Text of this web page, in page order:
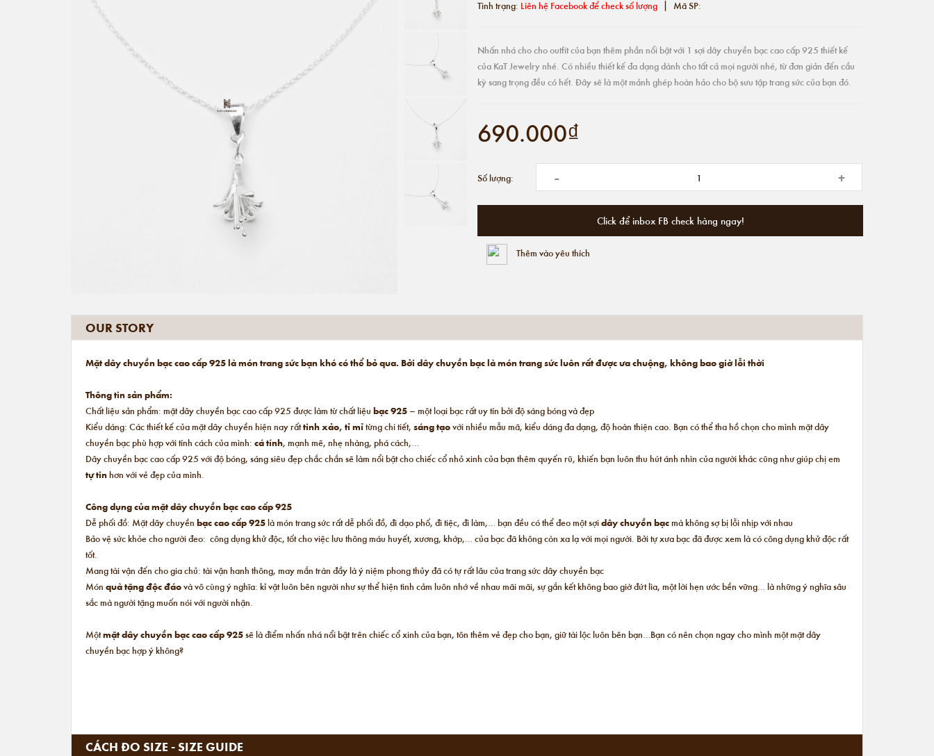
Tình trạng: Liên hệ Facebook để check số lượng | Mã SP:
Nhấn nhá cho cho outfit của bạn thêm phần nổi bật với 1 sợi dây chuyền bạc cao cấp 925 thiết kế
của KaT Jewelry nhé. Có nhiều thiết kế đa dạng dành cho tất cả mọi người nhé, từ đơn giản đến cầu
kỳ sang trọng đều có hết. Đây sẽ là một mảnh ghép hoàn hảo cho bộ sưu tập trang sức của bạn đó.
690.000₫
Số lượng: - +
Click để inbox FB check hàng ngay!
Thêm vào yêu thích
OUR STORY
Mặt dây chuyền bạc cao cấp 925 là món trang sức bạn khó có thể bỏ qua. Bởi dây chuyền bạc là món trang sức luôn rất được ưa chuộng, không bao giờ lỗi thời
Thông tin sản phẩm:
Chất liệu sản phẩm: mặt dây chuyền bạc cao cấp 925 được làm từ chất liệubạc 925– một loại bạc rất uy tín bởi độ sáng bóng và đẹp
Kiểu dáng: Các thiết kế của mặt dây chuyền hiện nay rấttinh xảo, tỉ mỉtừng chi tiết,sáng tạovới nhiều mẫu mã, kiểu dáng đa dạng, độ hoàn thiện cao. Bạn có thể tha hồ chọn cho mình mặt dây
chuyền bạc phù hợp với tính cách của mình:cá tính, mạnh mẽ, nhẹ nhàng, phá cách,…
Dây chuyền bạc cao cấp 925 với độ bóng, sáng siêu đẹp chắc chắn sẽ làm nổi bật cho chiếc cổ nhỏ xinh của bạn thêm quyến rũ, khiến bạn luôn thu hút ánh nhìn của người khác cũng như giúp chị em
tự tinhơn với vẻ đẹp của mình.
Công dụng của mặt dây chuyền bạc cao cấp 925
Dễ phối đồ: Mặt dây chuyềnbạc cao cấp 925là món trang sức rất dễ phối đồ, đi dạo phố, đi tiệc, đi làm,… bạn đều có thể đeo một sợidây chuyền bạcmà không sợ bị lỗi nhịp với nhau
Bảo vệ sức khỏe cho người đeo: công dụng khử độc, tốt cho việc lưu thông máu huyết, xương, khớp,… của bạc đã không còn xa lạ với mọi người. Bởi tự xưa bạc đã được xem là có công dụng khử độc rất
tốt.
Mang tài vận đến cho gia chủ: tài vận hanh thông, may mắn tràn đầy là ý niệm phong thủy đã có tự rất lâu của trang sức dây chuyền bạc
Mónquà tặng độc đáovà vô cùng ý nghĩa: kỉ vật luôn bên người như sự thể hiện tình cảm luôn nhớ về nhau mãi mãi, sự gắn kết không bao giờ đứt lìa, một lời hẹn ước bền vững… là những ý nghĩa sâu
sắc mà người tặng muốn nói với người nhận.
Mộtmặt dây chuyền bạc cao cấp 925sẽ là điểm nhấn nhá nổi bật trên chiếc cổ xinh của bạn, tôn thêm vẻ đẹp cho bạn, giữ tài lộc luôn bên bạn…Bạn có nên chọn ngay cho mình một mặt dây
chuyền bạc hợp ý không?
CÁCH ĐO SIZE - SIZE GUIDE